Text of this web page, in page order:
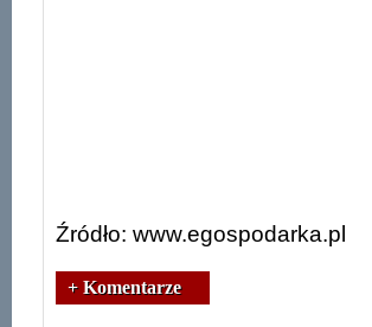
Źródło: www.egospodarka.pl
+ Komentarze